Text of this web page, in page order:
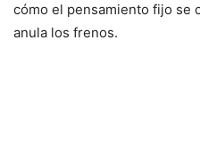
cómo el pensamiento fijo se
anula los frenos.